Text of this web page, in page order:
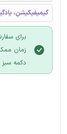
گیمیفیکیشن،
برای
زمان
دکمه سبز